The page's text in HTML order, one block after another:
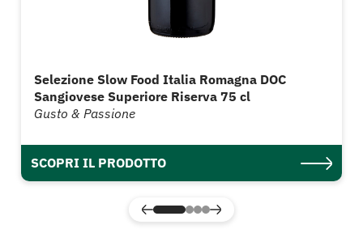
Selezione Slow Food Italia Romagna DOC
Sangiovese Superiore Riserva 75 cl
Gusto & Passione
SCOPRI IL PRODOTTO